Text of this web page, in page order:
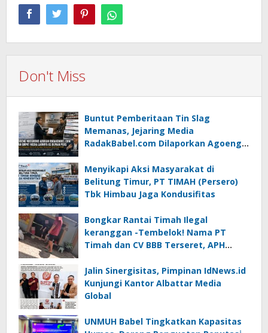
Don't Miss
Buntut Pemberitaan Tin Slag
Memanas, Jejaring Media
RadakBabel.com Dilaporkan Agoeng
Menyikapi Aksi Masyarakat di
Belitung Timur, PT TIMAH (Persero)
Tbk Himbau Jaga Kondusifitas
Bongkar Rantai Timah Ilegal
keranggan -Tembelok! Nama PT
Timah dan CV BBB Terseret, APH
Jalin Sinergisitas, Pimpinan IdNews.id
Kunjungi Kantor Albattar Media
Global
UNMUH Babel Tingkatkan Kapasitas